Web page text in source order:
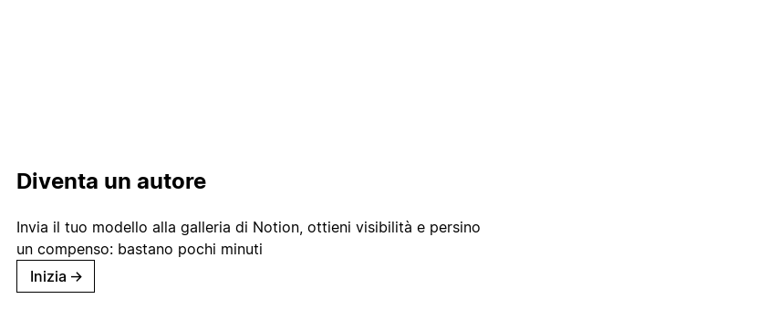
Diventa un autore
Invia il tuo modello alla galleria di Notion, ottieni visibilità e persino
un compenso: bastano pochi minuti
Inizia →